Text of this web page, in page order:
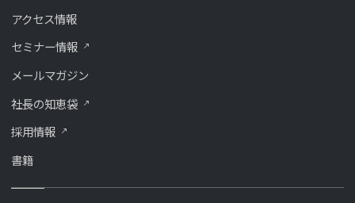
アクセス情報
セミナー情報
メールマガジン
社長の知恵袋
採用情報
書籍